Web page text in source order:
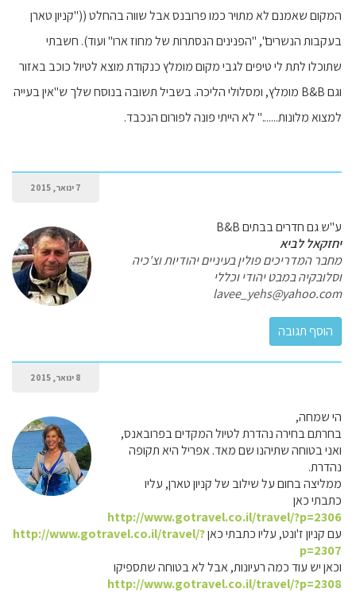
המקום שאמנם לא מתויר כמו פרובנס אבל שווה בהחלט (("קניון טארן
בעקבות הנשרים", "הפנינים הנסתרות של מחוז ארו" ועוד). חשבתי
שתוכלו לתת לי טיפים לגבי מקום מומלץ כנקודת מוצא לטיול כוכב באזור
וגם B&B מומלץ, ומסלולי הליכה. בשביל תשובה בנוסח שלך ש"אין בעייה
למצוא מלונות......." לא הייתי פונה לפורום הנכבד.
7 ינואר, 2015
ע"ש גם חדרים בבתים B&B
יחזקאל לביא
מחבר המדריכים פולין בעיניים יהודיות וצ'כיה
וסלובקיה במבט יהודי וכללי
lavee_yehs@yahoo.com
8 ינואר, 2015
הי שמחה,
בחרתם בחירה נהדרת לטיול המקדים בפרובאנס,
ואני בטוחה שתיהנו שם מאד. אפריל היא תקופה
נהדרת.
ממליצה בחום על שילוב של קניון טארן, עליו
כתבתי כאן
http://www.gotravel.co.il/travel/?p=2306
עם קניון ז'ונט, עליו כתבתי כאןhttp://www.gotravel.co.il/travel/?
p=2307
וכאן יש עוד כמה רעיונות, אבל לא בטוחה שתספיקו
http://www.gotravel.co.il/travel/?p=2308